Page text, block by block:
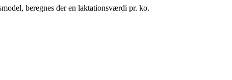
beregnes der en laktationsværdi pr. ko.